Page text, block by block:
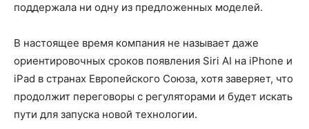
поддержала ни одну из предложенных моделей.
В настоящее время компания не называет даже
ориентировочных сроков появления Siri AI на iPhone и
iPad в странах Европейского Союза, хотя заверяет, что
продолжит переговоры с регуляторами и будет искать
пути для запуска новой технологии.